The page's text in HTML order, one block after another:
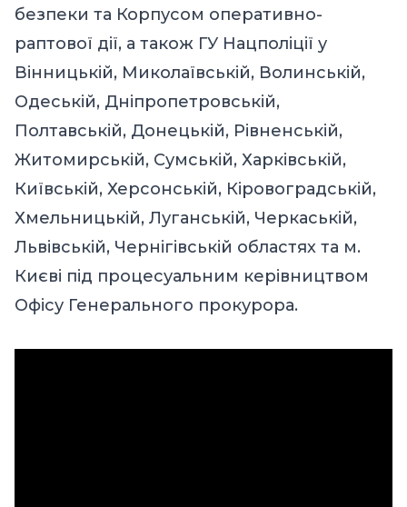
безпеки та Корпусом оперативно-
раптової дії, а також ГУ Нацполіції у
Вінницькій, Миколаївській, Волинській,
Одеській, Дніпропетровській,
Полтавській, Донецькій, Рівненській,
Житомирській, Сумській, Харківській,
Київській, Херсонській, Кіровоградській,
Хмельницькій, Луганській, Черкаській,
Львівській, Чернігівській областях та м.
Києві під процесуальним керівництвом
Офісу Генерального прокурора.